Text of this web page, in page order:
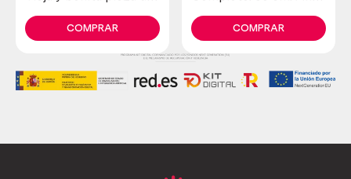
wood. Old and
beautiful desktop
COMPRAR
Anatomical skeleton
COMPRAR